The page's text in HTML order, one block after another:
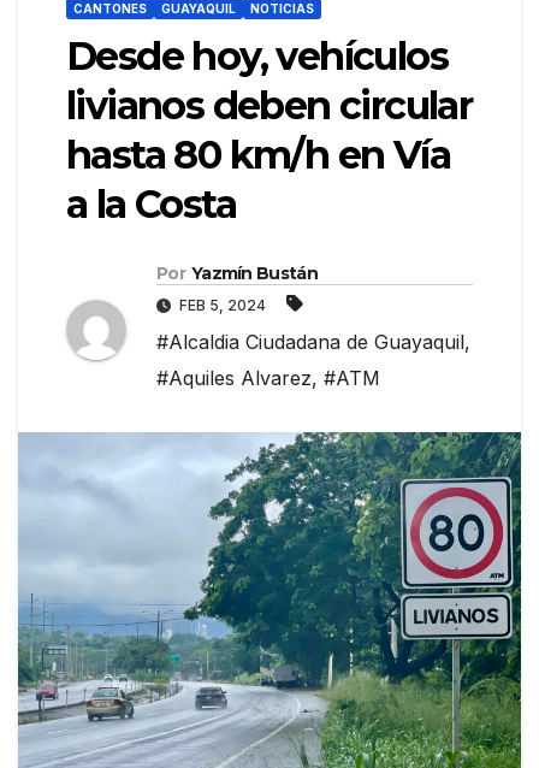
CANTONES GUAYAQUIL NOTICIAS
Desde hoy, vehículos
livianos deben circular
hasta 80 km/h en Vía
a la Costa
Por Yazmín Bustán
FEB 5, 2024
#Alcaldia Ciudadana de Guayaquil,
#Aquiles Alvarez, #ATM